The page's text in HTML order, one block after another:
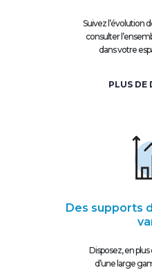
Suivez l’évolution
consulter
dans votre
PLUS DE
Des supports
Disposez, en
d’une large